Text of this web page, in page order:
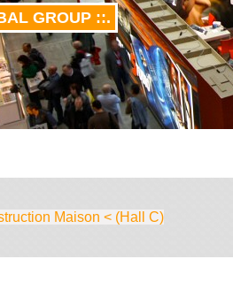
GROUP ::.
Maison < (Hall C)